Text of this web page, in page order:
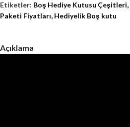
Etiketler: Boş Hediye Kutusu Çeşitleri,
Paketi Fiyatları, Hediyelik Boş kutu
Açıklama